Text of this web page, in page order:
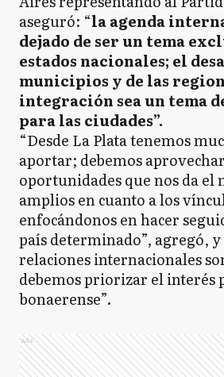
aseguró: “la agenda
dejado de ser un tema
estados nacionales; el
municipios y de las
integración sea un tema
para las ciudades”.
“Desde La Plata tenemos
aportar; debemos
oportunidades que nos da el
amplios en cuanto a los
enfocándonos en hacer
país determinado”, agregó,
relaciones internacionales
debemos priorizar el interés
bonaerense”.
Ads